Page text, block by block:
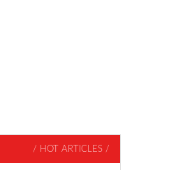
/ HOT ARTICLES /